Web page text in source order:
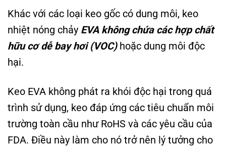
Khác với các loại keo gốc có dung môi, keo
nhiệt nóng chảy EVA không chứa các hợp chất
hữu cơ dễ bay hơi (VOC)hoặc dung môi độc
hại.
Keo EVA không phát ra khói độc hại trong quá
trình sử dụng, keo đáp ứng các tiêu chuẩn môi
trường toàn cầu như RoHS và các yêu cầu của
FDA. Điều này làm cho nó trở nên lý tưởng cho